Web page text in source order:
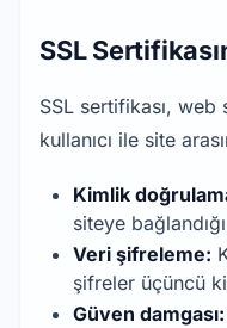
SSL
SSL sertifikası,
kullanıcı ile site
Kimlik
siteye
Veri şifreleme:
şifreler üçüncü
Güven damgası: